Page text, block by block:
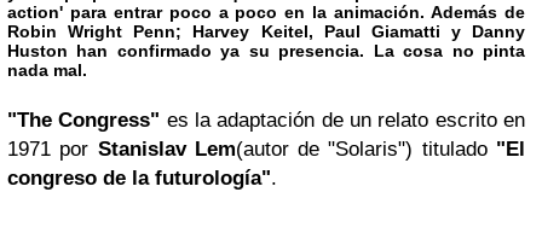
action' para entrar poco a poco en la animación. Además de
Robin Wright Penn; Harvey Keitel, Paul Giamatti y Danny
Huston han confirmado ya su presencia. La cosa no pinta
nada mal.
"The Congress" es la adaptación de un relato escrito en
1971 por Stanislav Lem(autor de "Solaris") titulado "El
congreso de la futurología".